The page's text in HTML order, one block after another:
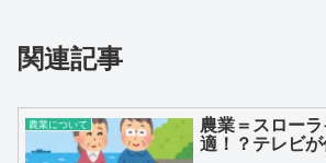
関連記事
農業について 農業＝スロー
適！？テレビ